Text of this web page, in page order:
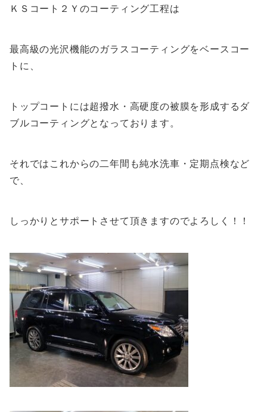
ＫＳコート２Ｙのコーティング工程は
最高級の光沢機能のガラスコーティングをベースコー
トに、
トップコートには超撥水・高硬度の被膜を形成するダ
ブルコーティングとなっております。
それではこれからの二年間も純水洗車・定期点検など
で、
しっかりとサポートさせて頂きますのでよろしく！！